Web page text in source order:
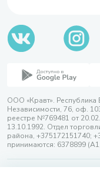
ООО «Кравт». Республика
Независимости, 76, оф.
реестре №769481 от
13.10.1992. Отдел
района, +375172151740;
принимаются: 6378899